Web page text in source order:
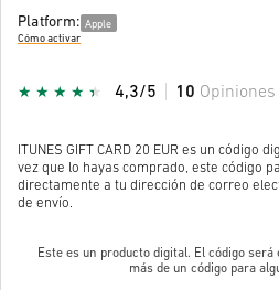
Platform: Apple
Cómo activar
4,3/5 10 Opiniones
ITUNES GIFT CARD 20 EUR es un código
vez que lo hayas comprado, este código
directamente a tu dirección de correo
de envío.
Este es un producto digital. El código
más de un código para